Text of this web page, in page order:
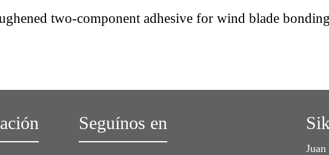
two-component adhesive for wind blade
Seguínos en